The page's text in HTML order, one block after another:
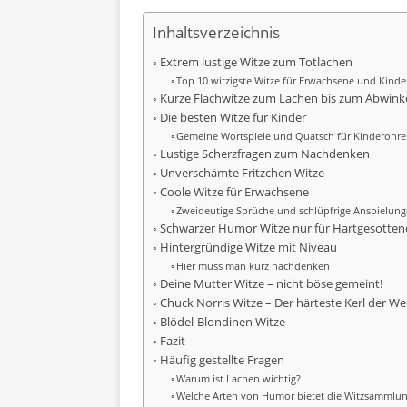
Inhaltsverzeichnis
Extrem lustige Witze zum Totlachen
Top 10 witzigste Witze für Erwachsene und
Kurze Flachwitze zum Lachen bis zum
Die besten Witze für Kinder
Gemeine Wortspiele und Quatsch für
Lustige Scherzfragen zum Nachdenken
Unverschämte Fritzchen Witze
Coole Witze für Erwachsene
Zweideutige Sprüche und schlüpfrige
Schwarzer Humor Witze nur für
Hintergründige Witze mit Niveau
Hier muss man kurz nachdenken
Deine Mutter Witze – nicht böse gemeint!
Chuck Norris Witze – Der härteste Kerl der
Blödel-Blondinen Witze
Fazit
Häufig gestellte Fragen
Warum ist Lachen wichtig?
Welche Arten von Humor bietet die